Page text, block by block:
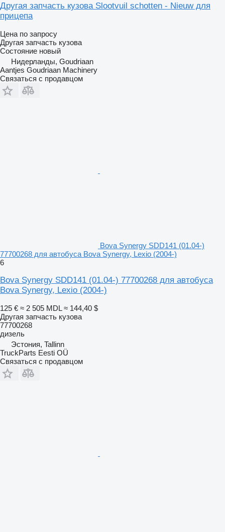
Другая запчасть кузова Slootvuil schotten - Nieuw для
прицепа
Цена по запросу
Другая запчасть кузова
Состояние новый
Нидерланды, Goudriaan
Aantjes Goudriaan Machinery
Связаться с продавцом
Bova Synergy SDD141 (01.04-)
77700268 для автобуса Bova Synergy, Lexio (2004-)
6
Bova Synergy SDD141 (01.04-) 77700268 для автобуса
Bova Synergy, Lexio (2004-)
125 € ≈ 2 505 MDL ≈ 144,40 $
Другая запчасть кузова
77700268
дизель
Эстония, Tallinn
TruckParts Eesti OÜ
Связаться с продавцом